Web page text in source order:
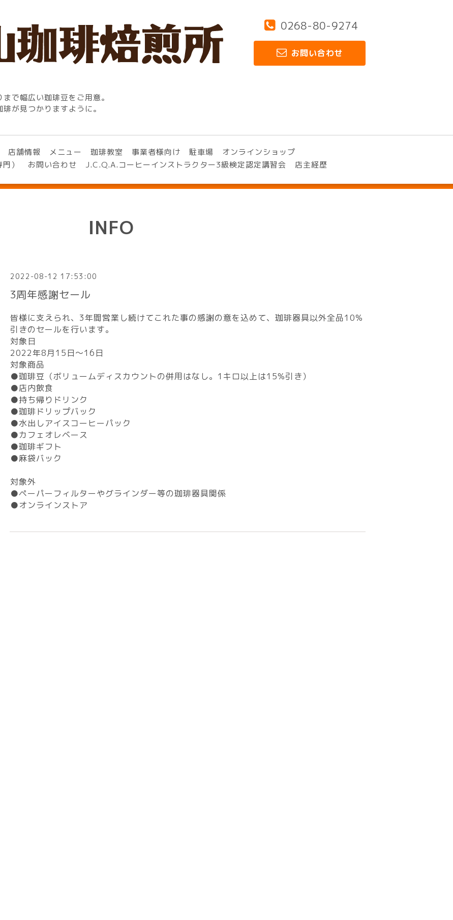
0268-80-9274
お問い合わせ
で幅広い珈琲豆をご用意。
が見つかりますように。
店舗情報 メニュー 珈琲教室 事業者様向け 駐車場
オンラインショップ
）
お問い合わせ J.C.Q.A.コーヒーインストラクター3級検定認定講習会 店主経歴
INFO
2022-08-12 17:53:00
3周年感謝セール
皆様に支えられ、3年間営業し続けてこれた事の感謝の意を込めて、珈琲器具以外全品10%
引きのセールを行います。
対象日
2022年8月15日〜16日
対象商品
●珈琲豆（ボリュームディスカウントの併用はなし。1キロ以上は15%引き）
●店内飲食
●持ち帰りドリンク
●珈琲ドリップバック
●水出しアイスコーヒーパック
●カフェオレベース
●珈琲ギフト
●麻袋バック
対象外
●ペーパーフィルターやグラインダー等の珈琲器具関係
●オンラインストア